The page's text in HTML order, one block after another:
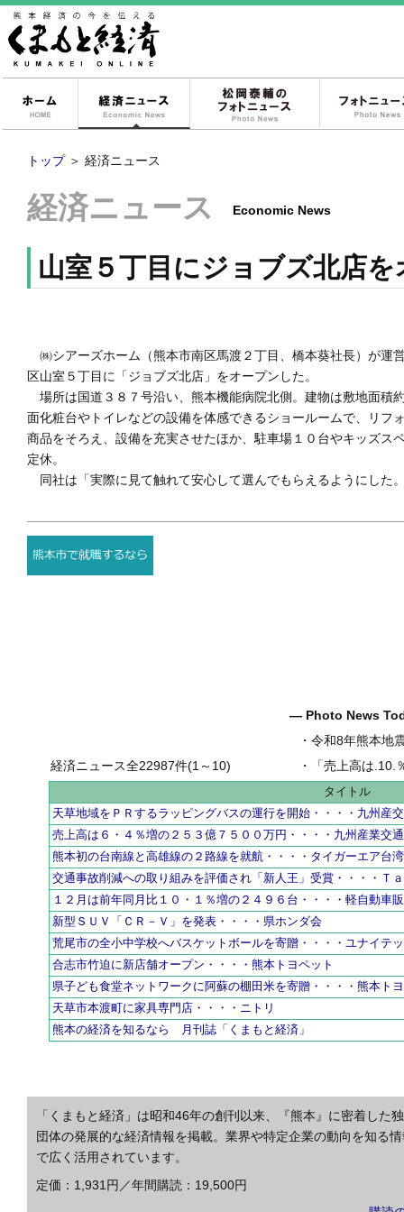
経済ニュース
トップ ＞ 経済ニュース
経済ニュース Economic News
山室５丁目にジョブズ北店
㈱シアーズホーム（熊本市南区馬渡２丁目、橋本葵社長）が運
区山室５丁目に「ジョブズ北店」をオープンした。
場所は国道３８７号沿い、熊本機能病院北側。建物は敷地面積
面化粧台やトイレなどの設備を体感できるショールームで、リ
商品をそろえ、設備を充実させたほか、駐車場１０台やキッズ
定休。
同社は「実際に見て触れて安心して選んでもらえるようにした
― Photo News
・令和8年熊本地
・
「売上高は.10.％増の
経済ニュース全22987件(1～10)
タイトル
天草地域をＰＲするラッピングバスの運行を開始・・・・九州産
売上高は６・４％増の２５３億７５００万円・・・・九州産業交
熊本初の台南線と高雄線の２路線を就航・・・・タイガーエア台湾
交通事故削減への取り組みを評価され「新人王」受賞・・・・Ｔ
１２月は前年同月比１０・１％増の２４９６台・・・・軽自動車
新型ＳＵＶ「ＣＲ－Ｖ」を発表・・・・県ホンダ会
荒尾市の全小中学校へバスケットボールを寄贈・・・・ユナイテ
合志市竹迫に新店舗オープン・・・・熊本トヨペット
県子ども食堂ネットワークに阿蘇の棚田米を寄贈・・・・熊本ト
天草市本渡町に家具専門店・・・・ニトリ
熊本の経済を知るなら 月刊誌「くまもと経済」
「くまもと経済」は昭和46年の創刊以来、『熊本』に密着し
団体の発展的な経済情報を掲載。業界や特定企業の動向を知る
で広く活用されています。
定価：1,931円／年間購読：19,500円